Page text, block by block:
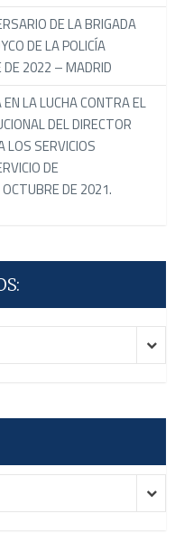
DE LA BRIGADA
DE LA POLICÍA
DE 2022 – MADRID
LA LUCHA CONTRA EL
DEL DIRECTOR
LOS SERVICIOS
DE
DE 2021.